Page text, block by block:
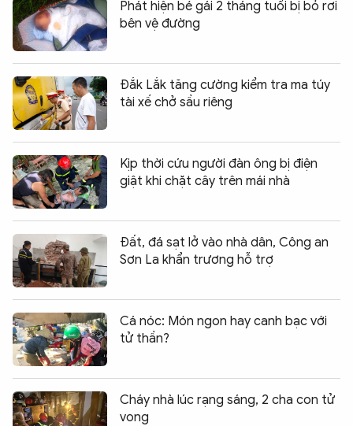
Phát hiện bé gái 2 tháng tuổi bị bỏ rơi
bên vệ đường
Đắk Lắk tăng cường kiểm tra ma túy
tài xế chở sầu riêng
Kịp thời cứu người đàn ông bị điện
giật khi chặt cây trên mái nhà
Đất, đá sạt lở vào nhà dân, Công an
Sơn La khẩn trương hỗ trợ
Cá nóc: Món ngon hay canh bạc với
tử thần?
Cháy nhà lúc rạng sáng, 2 cha con tử
vong